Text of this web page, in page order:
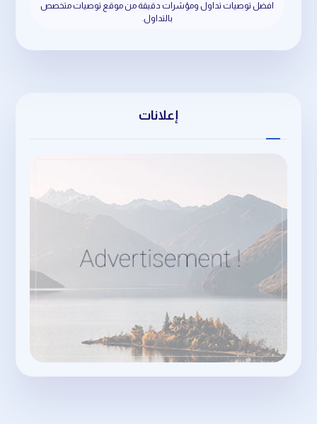
افضل توصيات تداول ومؤشرات دقيقة من موقع توصيات متخصص
بالتداول.
إعلانات